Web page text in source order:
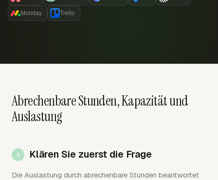
Monday Trello
Abrechenbare Stunden, Kapazität und
Auslastung
Klären Sie zuerst die Frage
Die Auslastung durch abrechenbare Stunden beantwortet